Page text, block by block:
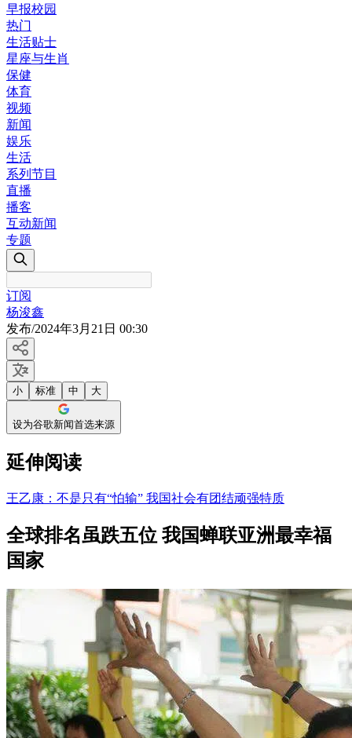
早报校园
热门
生活贴士
星座与生肖
保健
体育
视频
新闻
娱乐
生活
系列节目
直播
播客
互动新闻
专题
订阅
杨浚鑫
发布/2024年3月21日 00:30
小 标准 中 大
设为谷歌新闻首选来源
延伸阅读
王乙康：不是只有“怕输” 我国社会有团结顽强特质
全球排名虽跌五位 我国蝉联亚洲最幸福
国家